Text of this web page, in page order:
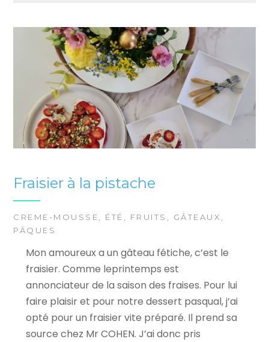
Fraisier à la pistache
CREME-MOUSSE, ÉTÉ , FRUITS , GÂTEAUX ,
PÂQUES
Mon amoureux a un gâteau fétiche, c’est le
fraisier. Comme leprintemps est
annonciateur de la saison des fraises. Pour lui
faire plaisir et pour notre dessert pasqual, j’ai
opté pour un fraisier vite préparé. Il prend sa
source chez Mr COHEN. J’ai donc pris